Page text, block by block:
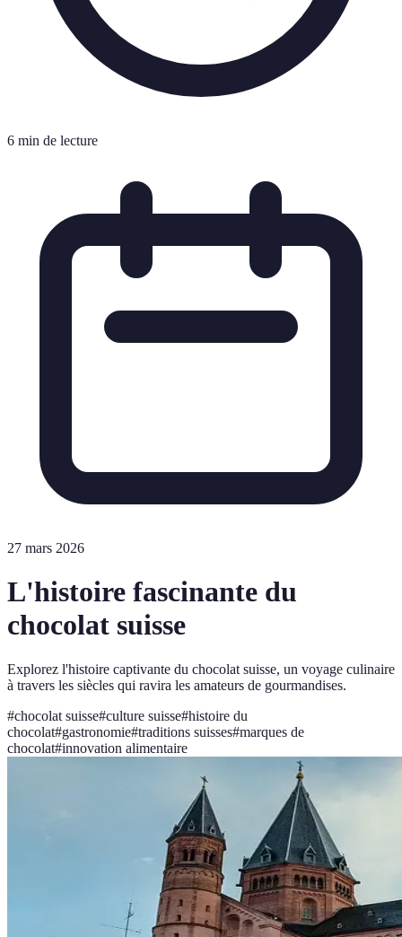
6 min de lecture
27 mars 2026
L'histoire fascinante du
chocolat suisse
Explorez l'histoire captivante du chocolat suisse, un voyage culinaire
à travers les siècles qui ravira les amateurs de gourmandises.
#chocolat suisse#culture suisse#histoire du
chocolat#gastronomie#traditions suisses#marques de
chocolat#innovation alimentaire